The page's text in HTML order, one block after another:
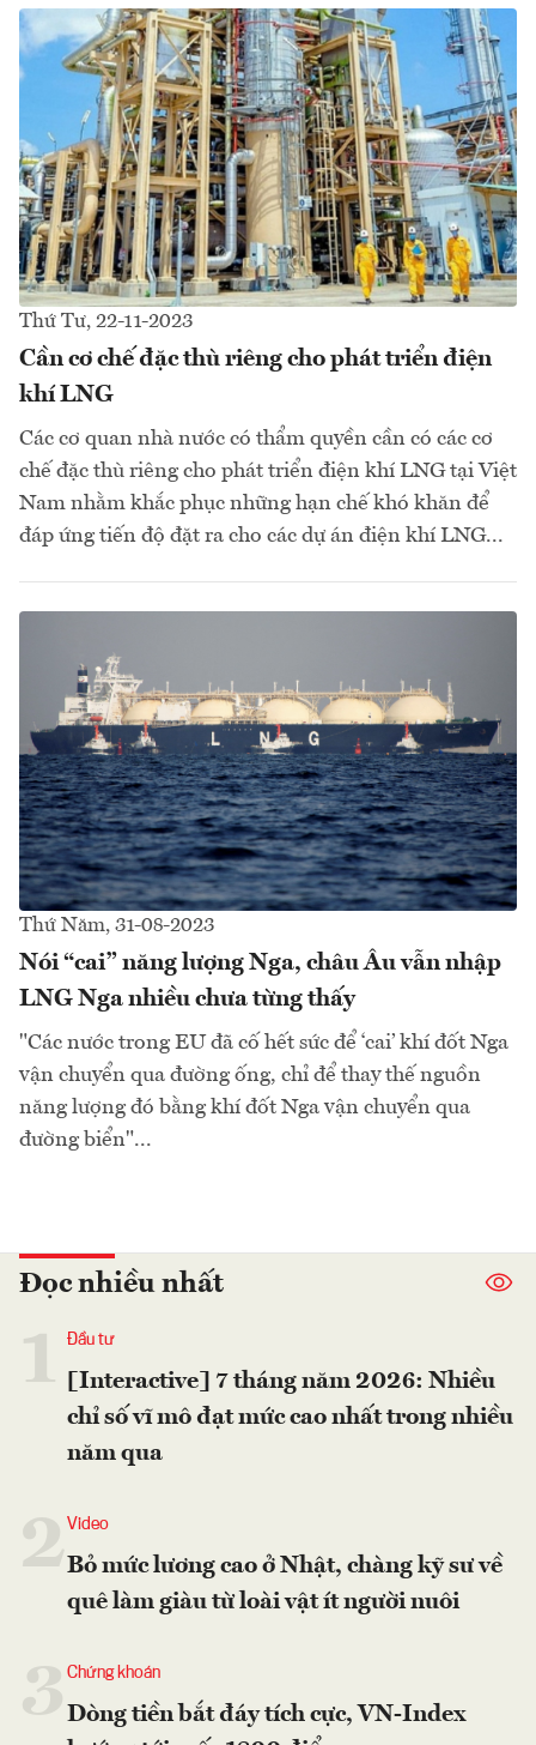
Thứ Tư, 22-11-2023
Cần cơ chế đặc thù riêng cho phát triển điện
khí LNG
Các cơ quan nhà nước có thẩm quyền cần có các cơ
chế đặc thù riêng cho phát triển điện khí LNG tại Việt
Nam nhằm khắc phục những hạn chế khó khăn để
đáp ứng tiến độ đặt ra cho các dự án điện khí LNG...
Thứ Năm, 31-08-2023
Nói “cai” năng lượng Nga, châu Âu vẫn nhập
LNG Nga nhiều chưa từng thấy
"Các nước trong EU đã cố hết sức để ‘cai’ khí đốt Nga
vận chuyển qua đường ống, chỉ để thay thế nguồn
năng lượng đó bằng khí đốt Nga vận chuyển qua
đường biển"...
Đọc nhiều nhất
Đầu tư
[Interactive] 7 tháng năm 2026: Nhiều
chỉ số vĩ mô đạt mức cao nhất trong nhiều
năm qua
2Video
Bỏ mức lương cao ở Nhật, chàng kỹ sư về
quê làm giàu từ loài vật ít người nuôi
Chứng khoán
Dòng tiền bắt đáy tích cực, VN-Index